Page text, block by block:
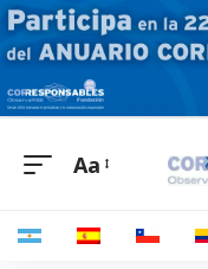
Aa